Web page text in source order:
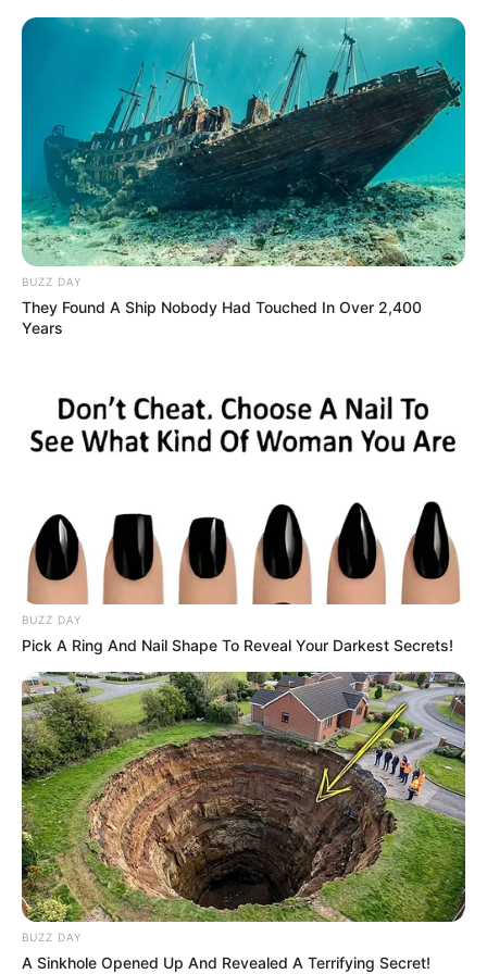
megkeresésére elmondta, hányadán állnak
egymással a házaspár tagjai – legalábbis a kártyák
szerint. Megszólalt a bennfentes!
Ezt mondta arról, hogy Várkonyi Andrea elköltözött
Mészáros Lőrinctől – Várkonyi Andi és Mészáros
Lőrinc kapcsolatának nagy valószínúséggel vége
lesz. A férje gyerekei sem kedvelik
Andit, de nem szólnak bele az apjuk magánéletébe.
BUZZ DAY
They Found A Ship Nobody Had Touched In Over 2,400
Years
BUZZ DAY
Pick A Ring And Nail Shape To Reveal Your Darkest Secrets!
BUZZ DAY
A Sinkhole Opened Up And Revealed A Terrifying Secret!